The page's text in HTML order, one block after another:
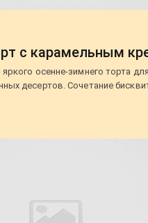
с карамельным
осенне-зимнего торта для
десертов. Сочетание